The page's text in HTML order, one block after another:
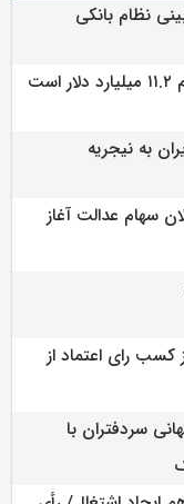
نظام بانکی
سهام عدالت آغاز
کسب رای اعتماد از
سردفتران با